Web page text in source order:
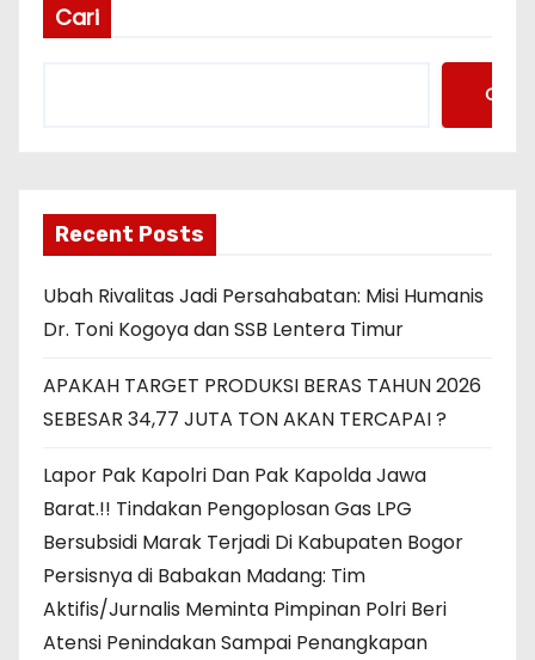
Cari
Cari
Recent Posts
Ubah Rivalitas Jadi Persahabatan: Misi Humanis
Dr. Toni Kogoya dan SSB Lentera Timur
APAKAH TARGET PRODUKSI BERAS TAHUN 2026
SEBESAR 34,77 JUTA TON AKAN TERCAPAI ?
Lapor Pak Kapolri Dan Pak Kapolda Jawa
Barat.!! Tindakan Pengoplosan Gas LPG
Bersubsidi Marak Terjadi Di Kabupaten Bogor
Persisnya di Babakan Madang: Tim
Aktifis/Jurnalis Meminta Pimpinan Polri Beri
Atensi Penindakan Sampai Penangkapan